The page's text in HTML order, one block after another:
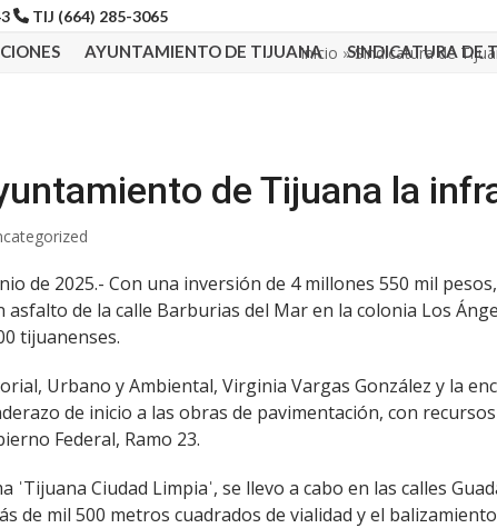
TIJ (664) 285-3065
AYUNTAMIENTO DE TIJUANA SINDICATURA DE
Inicio »Sindicatura de
de Tijuana la
de 2025.- Con una inversión de 4 millones 550 mil
de la calle Barburias del Mar en la colonia Los
tijuanenses.
Urbano y Ambiental, Virginia Vargas González y la
de inicio a las obras de pavimentación, con
Federal, Ramo 23.
ˈTijuana Ciudad Limpiaˈ, se llevo a cabo en las calles
de mil 500 metros cuadrados de vialidad y el